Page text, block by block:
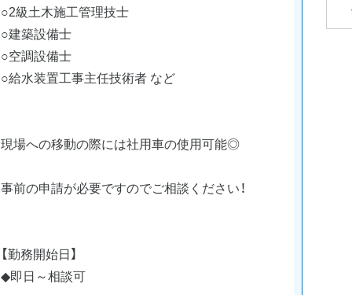
○2級土木施工管理技士
○建築設備士
○空調設備士
○給水装置工事主任技術者 など
現場への移動の際には社用車の使用可能◎
事前の申請が必要ですのでご相談ください！
【勤務開始日】
◆即日～相談可